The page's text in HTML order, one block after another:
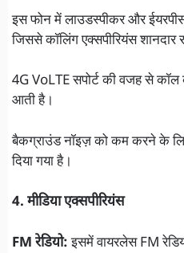
इस फोन में लाउडस्पीकर और
जिससे कॉलिंग एक्सपीरियंस शानदार
4G VoLTE सपोर्ट की वजह से
आती है।
बैकग्राउंड नॉइज़ को कम करने के
दिया गया है।
4. मीडिया एक्सपीरियंस
FM रेडियो:इसमें वायरलेस FM